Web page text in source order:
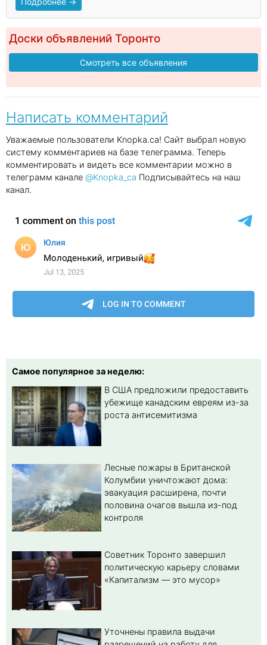
Доски объявлений Торонто
Смотреть все объявления
Написать комментарий
Уважаемые пользователи Knopka.ca! Сайт выбрал новую
систему комментариев на базе телеграмма. Теперь
комментировать и видеть все комментарии можно в
телеграмм канале @Knopka_ca Подписывайтесь на наш
канал.
Самое популярное за неделю:
В США предложили предоставить
убежище канадским евреям из-за
роста антисемитизма
Лесные пожары в Британской
Колумбии уничтожают дома:
эвакуация расширена, почти
половина очагов вышла из-под
контроля
Советник Торонто завершил
политическую карьеру словами
«Капитализм — это мусор»
Уточнены правила выдачи